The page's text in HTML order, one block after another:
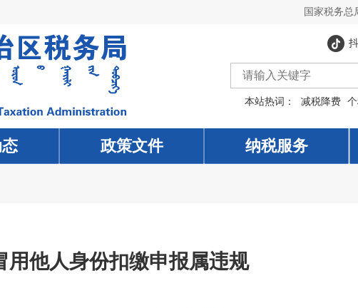
国家税务总
本站热词： 减税降费
政策文件 纳税服务
政策文件 纳税服务
用他人身份扣缴申报属违规